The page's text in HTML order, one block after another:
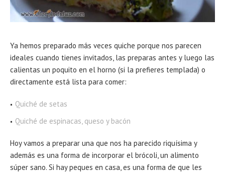
Ya hemos preparado más veces quiche porque nos parecen
ideales cuando tienes invitados, las preparas antes y luego las
calientas un poquito en el horno (si la prefieres templada) o
directamente está lista para comer:
Quiché de setas
Quiché de espinacas, queso y bacón
Hoy vamos a preparar una que nos ha parecido riquísima y
además es una forma de incorporar el brócoli, un alimento
súper sano. Si hay peques en casa, es una forma de que les